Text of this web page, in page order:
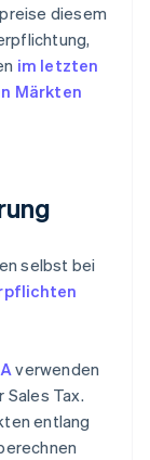
diesem
im letzten
Märkten
selbst bei
verwenden
Tax.
entlang